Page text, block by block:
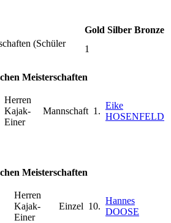
Gold Silber Bronze
(Schüler
1
Meisterschaften
Herren
Kajak-
Einer
Mannschaft 1.
Eike
HOSENFELD
Meisterschaften
Herren
Kajak-
Einer
Einzel 10.
Hannes
DOOSE